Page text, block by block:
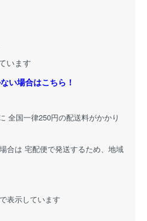
います
い場合はこちら！
全国一律250円の配送料がかかり
合は 宅配便で発送するため、地域
表示しています